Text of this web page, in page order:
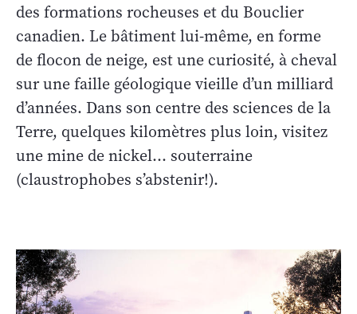
des formations rocheuses et du Bouclier
canadien. Le bâtiment lui-même, en forme
de flocon de neige, est une curiosité, à cheval
sur une faille géologique vieille d’un milliard
d’années. Dans son centre des sciences de la
Terre, quelques kilomètres plus loin, visitez
une mine de nickel... souterraine
(claustrophobes s’abstenir!).